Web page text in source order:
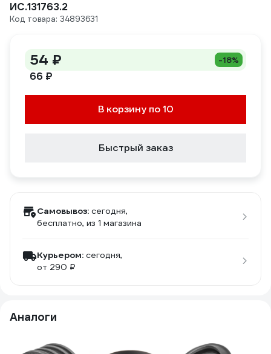
ИС.131763.2
Код товара: 34893631
54 ₽ -18%
66 ₽
В корзину по 10
Быстрый заказ
Самовывоз: сегодня,
бесплатно, из 1 магазина
Курьером: сегодня,
от 290 ₽
Аналоги